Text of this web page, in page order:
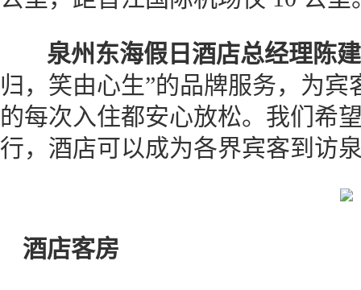
泉州东海假日酒店总经理陈
归，笑由心生”的品牌服务，为
的每次入住都安心放松。我们希
行，酒店可以成为各界宾客到
酒店客房